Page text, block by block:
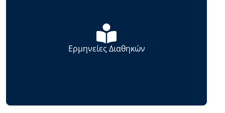
Ερμηνείες Διαθηκών